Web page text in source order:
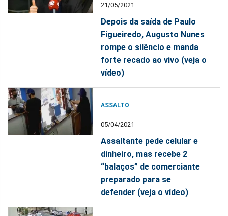
21/05/2021
Depois da saída de Paulo
Figueiredo, Augusto Nunes
rompe o silêncio e manda
forte recado ao vivo (veja o
vídeo)
ASSALTO
05/04/2021
Assaltante pede celular e
dinheiro, mas recebe 2
“balaços” de comerciante
preparado para se
defender (veja o vídeo)